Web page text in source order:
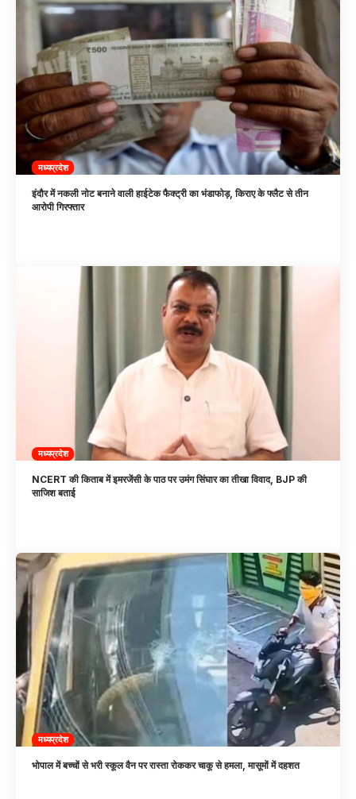
मध्यप्रदेश
इंदौर में नकली नोट बनाने वाली हाईटेक फैक्ट्री का भंडाफोड़, किराए के फ्लैट से तीन
आरोपी गिरफ्तार
मध्यप्रदेश
NCERT की किताब में इमरजेंसी के पाठ पर उमंग सिंघार का तीखा विवाद, BJP की
साजिश बताई
मध्यप्रदेश
भोपाल में बच्चों से भरी स्कूल वैन पर रास्ता रोककर चाकू से हमला, मासूमों में दहशत